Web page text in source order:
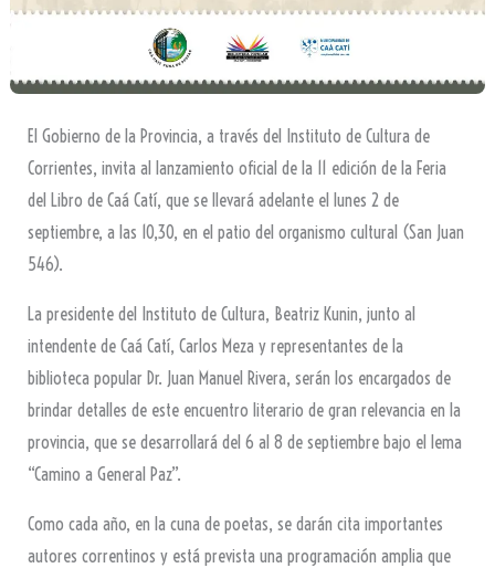
El Gobierno de la Provincia, a través del Instituto de Cultura de
Corrientes, invita al lanzamiento oficial de la 11 edición de la Feria
del Libro de Caá Catí, que se llevará adelante el lunes 2 de
septiembre, a las 10,30, en el patio del organismo cultural (San Juan
546).
La presidente del Instituto de Cultura, Beatriz Kunin, junto al
intendente de Caá Catí, Carlos Meza y representantes de la
biblioteca popular Dr. Juan Manuel Rivera, serán los encargados de
brindar detalles de este encuentro literario de gran relevancia en la
provincia, que se desarrollará del 6 al 8 de septiembre bajo el lema
“Camino a General Paz”.
Como cada año, en la cuna de poetas, se darán cita importantes
autores correntinos y está prevista una programación amplia que